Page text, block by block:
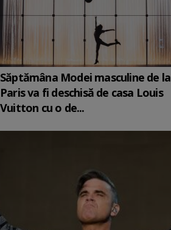
Săptămâna Modei masculine de la
Paris va fi deschisă de casa Louis
Vuitton cu o de...